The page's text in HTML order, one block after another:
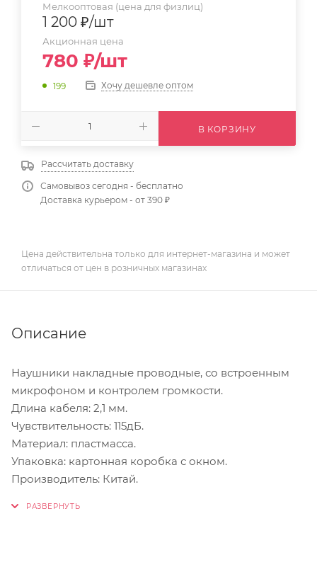
Мелкооптовая (цена для физлиц)
1 200 ₽/шт
Акционная цена
780 ₽/шт
199 Хочу дешевле оптом
В КОРЗИНУ
Рассчитать доставку
Самовывоз сегодня - бесплатно
Доставка курьером - от 390 ₽
Цена действительна только для интернет-магазина и может
отличаться от цен в розничных магазинах
Описание
Наушники накладные проводные, со встроенным
микрофоном и контролем громкости.
Длина кабеля: 2,1 мм.
Чувствительность: 115дБ.
Материал: пластмасса.
Упаковка: картонная коробка с окном.
Производитель: Китай.